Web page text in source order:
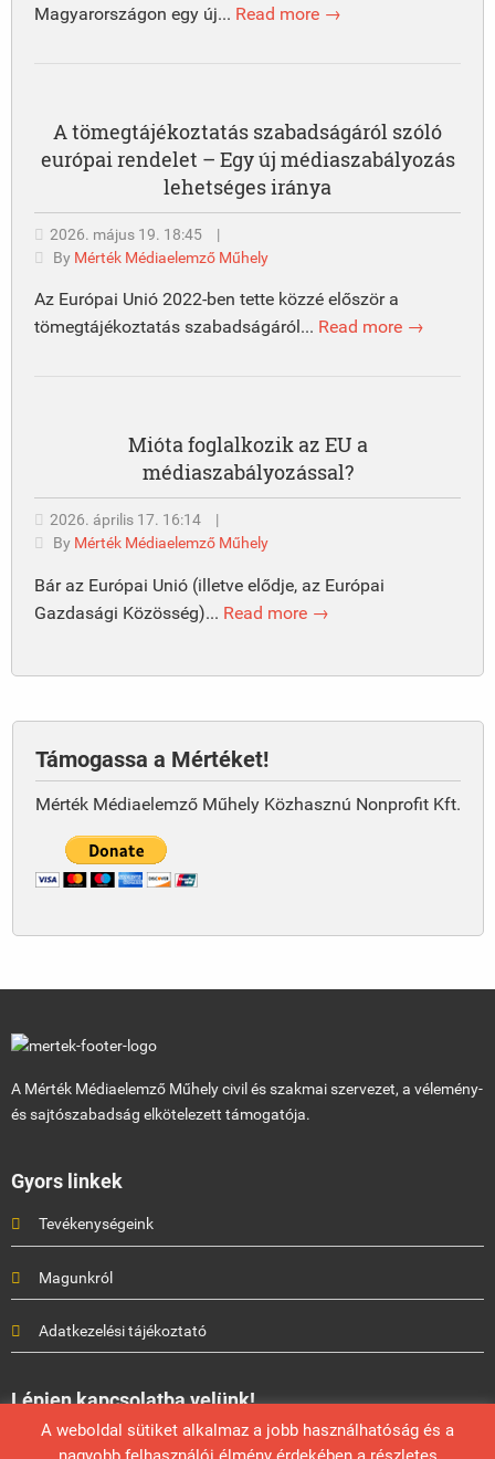
Magyarországon egy új... Read more →
A tömegtájékoztatás szabadságáról szóló
európai rendelet – Egy új médiaszabályozás
lehetséges iránya
2026. május 19. 18:45
|
By Mérték Médiaelemző Műhely
Az Európai Unió 2022-ben tette közzé először a
tömegtájékoztatás szabadságáról... Read more →
Mióta foglalkozik az EU a
médiaszabályozással?
2026. április 17. 16:14
|
By Mérték Médiaelemző Műhely
Bár az Európai Unió (illetve elődje, az Európai
Gazdasági Közösség)... Read more →
Támogassa a Mértéket!
Mérték Médiaelemző Műhely Közhasznú Nonprofit Kft.
A Mérték Médiaelemző Műhely civil és szakmai szervezet, a vélemény-
és sajtószabadság elkötelezett támogatója.
Gyors linkek
Tevékenységeink
Magunkról
Adatkezelési tájékoztató
Lépjen kapcsolatba velünk!
Mérték Médiaelemző Műhely
A weboldal sütiket alkalmaz a jobb használhatóság és a